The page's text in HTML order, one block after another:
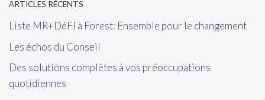
ARTICLES RÉCENTS
Liste MR+DéFI à Forest: Ensemble pour le changement
Les échos du Conseil
Des solutions complètes à vos préoccupations
quotidiennes